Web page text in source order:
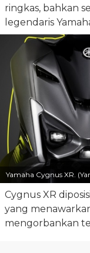
ringkas, bahkan
legendaris
Yamaha Cygnus XR.
Cygnus XR
yang
mengorbankan